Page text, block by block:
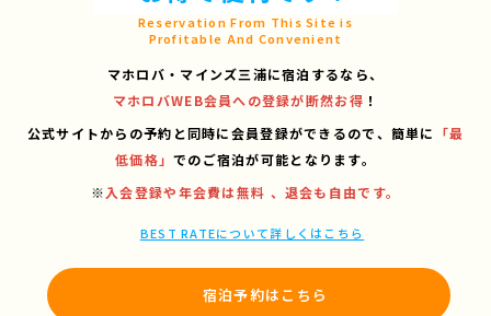
Reservation From This Site is
Profitable And Convenient
マホロバ・マインズ三浦に宿泊するなら、
マホロバWEB会員への登録が断然お得 ！
公式サイトからの予約と同時に会員登録ができるので、 簡単に 「最
低価格」でのご宿泊が可能となります。
※ 入会登録や年会費は無料 、退会も自由です。
BEST RATEについて詳しくはこちら
宿泊予約はこちら